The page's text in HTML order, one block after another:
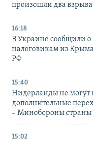
произошли два взрыва
16:18
В Украине сообщили
налоговикам из
РФ
15:40
Нидерланды не могут
дополнительные
– Минобороны страны
15:02